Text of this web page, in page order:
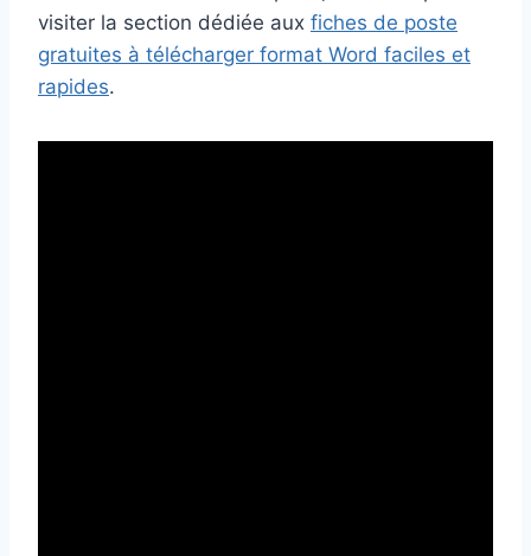
visiter la section dédiée aux fiches de poste
gratuites à télécharger format Word faciles et
rapides.